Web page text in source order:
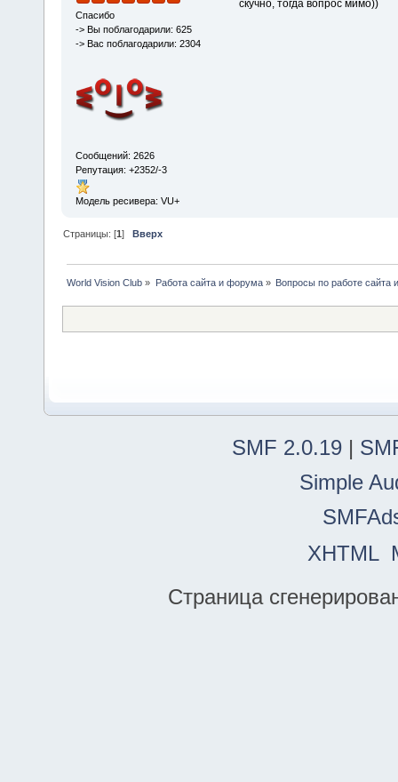
Спасибо
-> Вы поблагодарили: 625
-> Вас поблагодарили: 2304
Сообщений: 2626
Репутация: +2352/-3
Модель ресивера: VU+
скучно, тогда вопрос мимо))
Страницы: [1]Вверх
World Vision Club » Работа сайта и форума» Вопросы по работе сайта
SMF 2.0.19 |
Simple
XHTML
Страница